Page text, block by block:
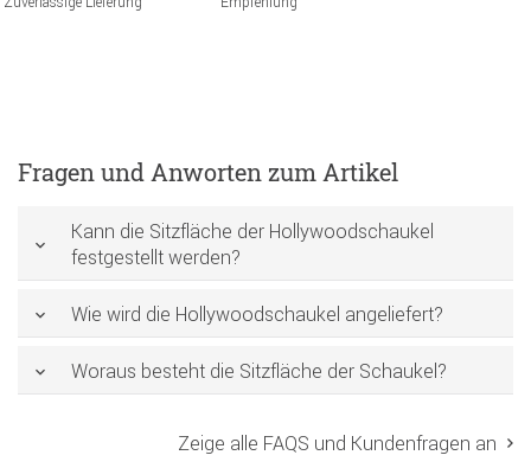
Fragen und Anworten zum Artikel
Kann die Sitzfläche der Hollywoodschaukel
festgestellt werden?
Wie wird die Hollywoodschaukel angeliefert?
Woraus besteht die Sitzfläche der Schaukel?
Zeige alle FAQS und Kundenfragen an